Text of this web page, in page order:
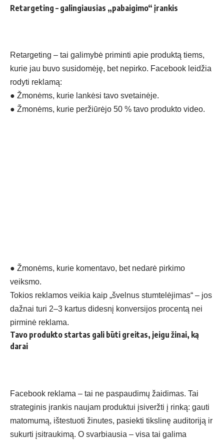
Retargeting – galingiausias „pabaigimo“ įrankis
Retargeting – tai galimybė priminti apie produktą tiems,
kurie jau buvo susidomėję, bet nepirko. Facebook leidžia
rodyti reklamą:
● Žmonėms, kurie lankėsi tavo svetainėje.
● Žmonėms, kurie peržiūrėjo 50 % tavo produkto video.
● Žmonėms, kurie komentavo, bet nedarė pirkimo
veiksmo.
Tokios reklamos veikia kaip „švelnus stumtelėjimas“ – jos
dažnai turi 2–3 kartus didesnį konversijos procentą nei
pirminė reklama.
Tavo produkto startas gali būti greitas, jeigu žinai, ką
darai
Facebook reklama – tai ne paspaudimų žaidimas. Tai
strateginis įrankis naujam produktui įsiveržti į rinką: gauti
matomumą, ištestuoti žinutes, pasiekti tikslinę auditoriją ir
sukurti įsitraukimą. O svarbiausia – visa tai galima